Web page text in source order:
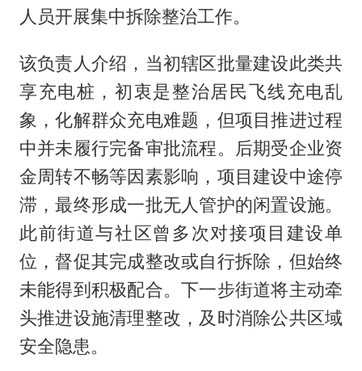
人员开展集中拆除整治工作。
该负责人介绍，当初辖区批量建设此类共
享充电桩，初衷是整治居民飞线充电乱
象，化解群众充电难题，但项目推进过程
中并未履行完备审批流程。后期受企业资
金周转不畅等因素影响，项目建设中途停
滞，最终形成一批无人管护的闲置设施。
此前街道与社区曾多次对接项目建设单
位，督促其完成整改或自行拆除，但始终
未能得到积极配合。下一步街道将主动牵
头推进设施清理整改，及时消除公共区域
安全隐患。